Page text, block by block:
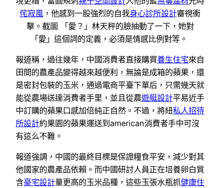
侘寂風 ，他感到一股強烈的自我身心診所設計審視衝
擊。截圖 「愛？」林天秤的臉抽動了一下，她對
「愛」這個詞的定義，必須是情感比例對等。
報道稱，過往幾年，中國消費者直接購買養生住宅來自
田間的農產品變得越來越便利，無論是成箱的蘋果，還
是密封包裝的玉米，通過電商平臺下單后，只需幾天就
能從農場送達消費者手里，並且從農遊艇設計平易近手
中訂購的蘋果口感加倍純正自然。不過，將紐私人招待
所設計約果園的蘋果運送到american消費者手中可沒
有這么不難。
報道強調，中國的最終目標是保證糧食平安，減少對其
他國家的農產品依賴。而中國研討人員正在培養卵白質
含豪宅設計量更高的玉米品種，這些玉張水瓶抓健康住